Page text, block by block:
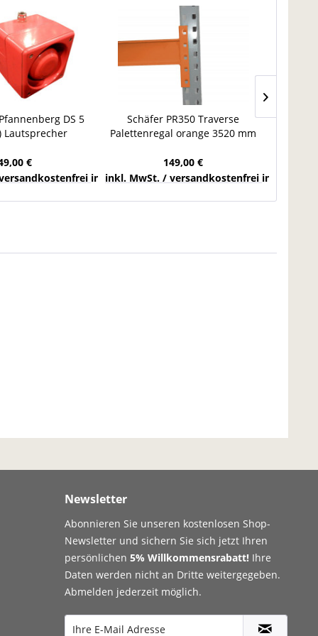
DS 5
Lautsprecher
€
innerhalb Deutschlands
Schäfer PR350 Traverse
Palettenregal orange 3520 mm
149,00 €
inkl. MwSt. / versandkostenfrei innerhalb
Newsletter
Abonnieren Sie unseren kostenlosen Shop-
Newsletter und sichern Sie sich jetzt Ihren
persönlichen 5% Willkommensrabatt! Ihre
Daten werden nicht an Dritte weitergegeben.
Abmelden jederzeit möglich.